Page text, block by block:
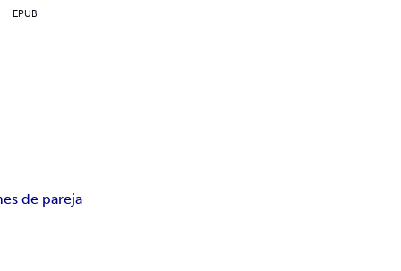
EPUB
de pareja